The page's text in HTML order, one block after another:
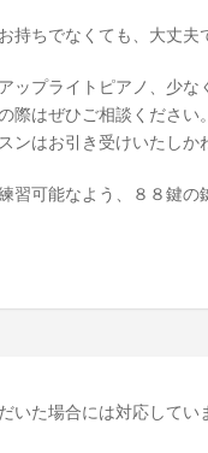
持ちでなくても、大丈
ップライトピアノ、少
際はぜひご相談くださ
ンはお引き受けいたしか
習可能なよう、８８鍵の
いた場合には対応してい